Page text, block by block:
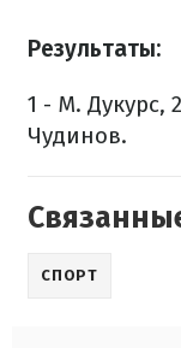
Результаты:
1 - М. Дукурс,
Чудинов.
СПОРТ